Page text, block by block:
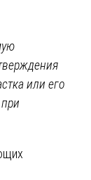
или его